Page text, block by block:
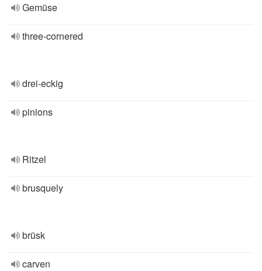
Gemüse
three-cornered
drei-eckig
pinions
Ritzel
brusquely
brüsk
carven